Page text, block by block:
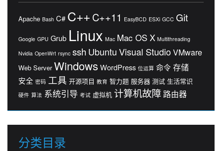
Apache Bash C# C++ C++11 EasyBCD ESXi GCC Git
Google GPU Grub Linux Mac Mac OS X Multithreading
Nvidia OpenWrt rsync ssh UbuntuVisual StudioVMware
Web Server Windows WordPress 位运算 命令 存储
安全 密码 工具 开源项目 教育 智力题 服务器 测试 生活常识
硬件 算法 系统引导 考试 虚拟机 计算机故障 路由器
分类目录